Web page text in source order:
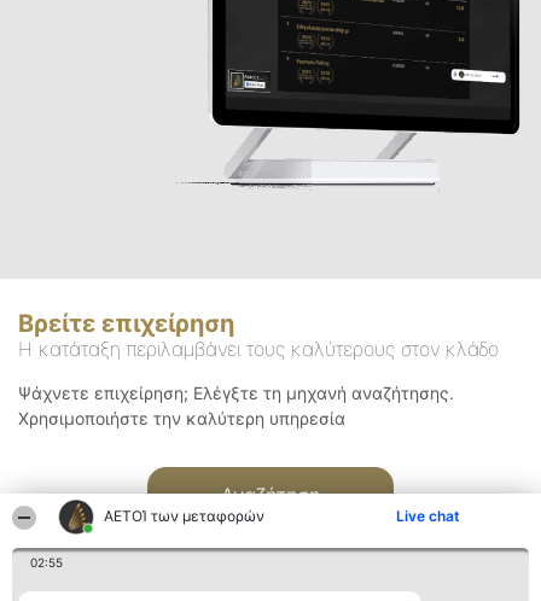
ΑΕΤΟΊ των μεταφορών Live chat
02:55
Βρείτε επιχείρηση
Η κατάταξη περιλαμβάνει τους καλύτερους στον κλάδο
Ψάχνετε επιχείρηση; Ελέγξτε τη μηχανή αναζήτησης.
Χρησιμοποιήστε την καλύτερη υπηρεσία
Αναζήτηση